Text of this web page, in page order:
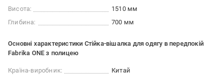
Висота:
1510 мм
Глибина:
700 мм
Основні характеристики Cтійка-вішалка для одягу в передпокій
Fabrika ONE з полицею
Країна-виробник: Китай